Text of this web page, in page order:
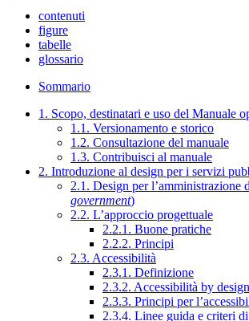
contenuti
figure
tabelle
glossario
Sommario
1. Scopo, destinatari e uso del Manuale
1.1. Versionamento e storico
1.2. Consultazione del manuale
1.3. Contribuisci al manuale
2. Introduzione al design per i servizi
2.1. Design per l’amministrazione
government)
2.2. L’approccio progettuale
2.2.1. Buone pratiche
2.2.2. Principi
2.3. Accessibilità
2.3.1. Definizione
2.3.2. Accessibilità by design
2.3.3. Principi per
2.3.4. Linee guida e criteri di